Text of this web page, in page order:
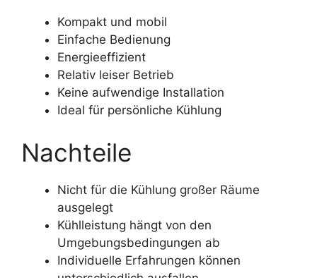
Kompakt und mobil
Einfache Bedienung
Energieeffizient
Relativ leiser Betrieb
Keine aufwendige Installation
Ideal für persönliche Kühlung
Nachteile
Nicht für die Kühlung großer Räume
ausgelegt
Kühlleistung hängt von den
Umgebungsbedingungen ab
Individuelle Erfahrungen können